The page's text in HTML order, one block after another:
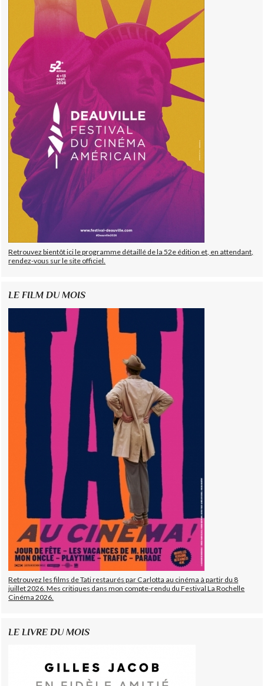
Retrouvez bientôt ici le programme détaillé de la 52e édition et, en attendant,
rendez-vous sur le site officiel.
LE FILM DU MOIS
Retrouvez les films de Tati restaurés par Carlotta au cinéma à partir du 8
juillet 2026. Mes critiques dans mon compte-rendu du Festival La Rochelle
Cinéma 2026.
LE LIVRE DU MOIS